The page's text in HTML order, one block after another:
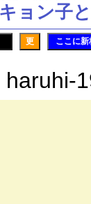
ョン子
更 ここに
haruhi-